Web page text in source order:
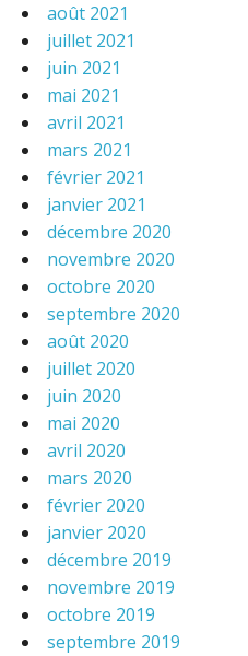
août 2021
juillet 2021
juin 2021
mai 2021
avril 2021
mars 2021
février 2021
janvier 2021
décembre 2020
novembre 2020
octobre 2020
septembre 2020
août 2020
juillet 2020
juin 2020
mai 2020
avril 2020
mars 2020
février 2020
janvier 2020
décembre 2019
novembre 2019
octobre 2019
septembre 2019